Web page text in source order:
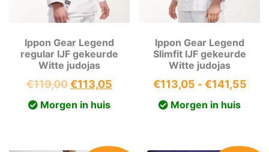
Ippon Gear Legend
regular IJF gekeurde
Witte judojas
€119,00Oorspronkelijke
prijs
€113,05Huidige
Morgen in huis
Ippon Gear Legend
Slimfit IJF gekeurde
Witte judojas
€113,05 - €141,55
Morgen in huis